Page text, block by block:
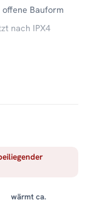
Bauform
nach IPX4
elektrische
und der
Alle Größen
wärmt ca.